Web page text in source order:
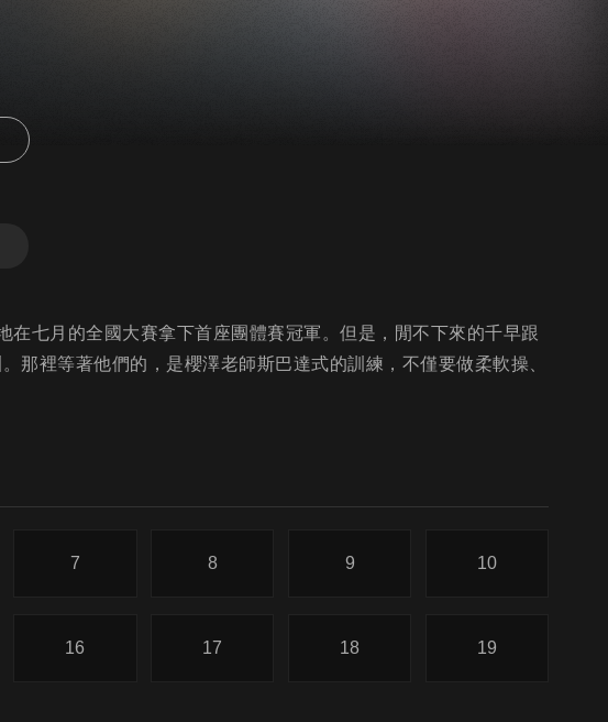
在七月的全國大賽拿下首座團體賽冠軍。但是，閒不下來的千早跟
那裡等著他們的，是櫻澤老師斯巴達式的訓練，不僅要做柔軟操、
7 8 9 10
16 17 18 19